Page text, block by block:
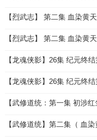
【烈武志】 第二集 血染黄
【烈武志】 第二集 血染黄
【龙魂侠影】26集 纪元终
【龙魂侠影】26集 纪元终
【武修道统：第一集 初涉
【武修道统】第二集（ 血